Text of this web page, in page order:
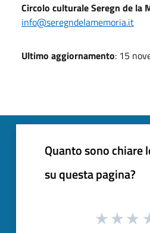
Circolo culturale Seregn de la
info@seregndelamemoria.it
Ultimo aggiornamento: 15
Quanto sono chiare
su questa pagina?